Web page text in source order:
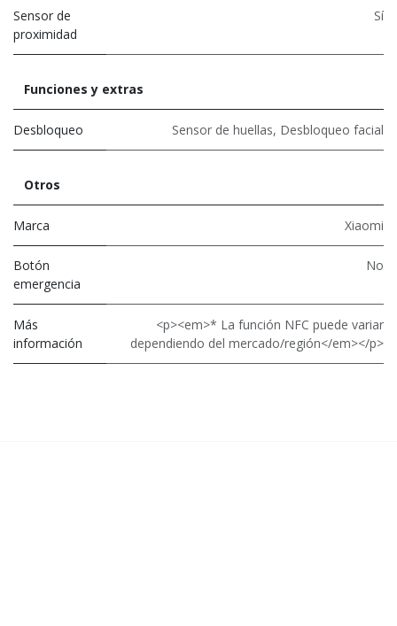
Sensor de
proximidad
Sí
Funciones y extras
Desbloqueo Sensor de huellas, Desbloqueo facial
Otros
Marca Xiaomi
Botón
emergencia
No
Más
información
<p><em>* La función NFC puede variar
dependiendo del mercado/región</em></p>